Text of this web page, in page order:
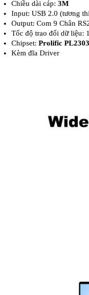
Chiều dài cáp: 3M
Input: USB 2.0 (tương
Output: Com 9 Chân
Tốc độ trao đổi dữ liệu:
Chipset: Prolific PL2303
Kèm đĩa Driver